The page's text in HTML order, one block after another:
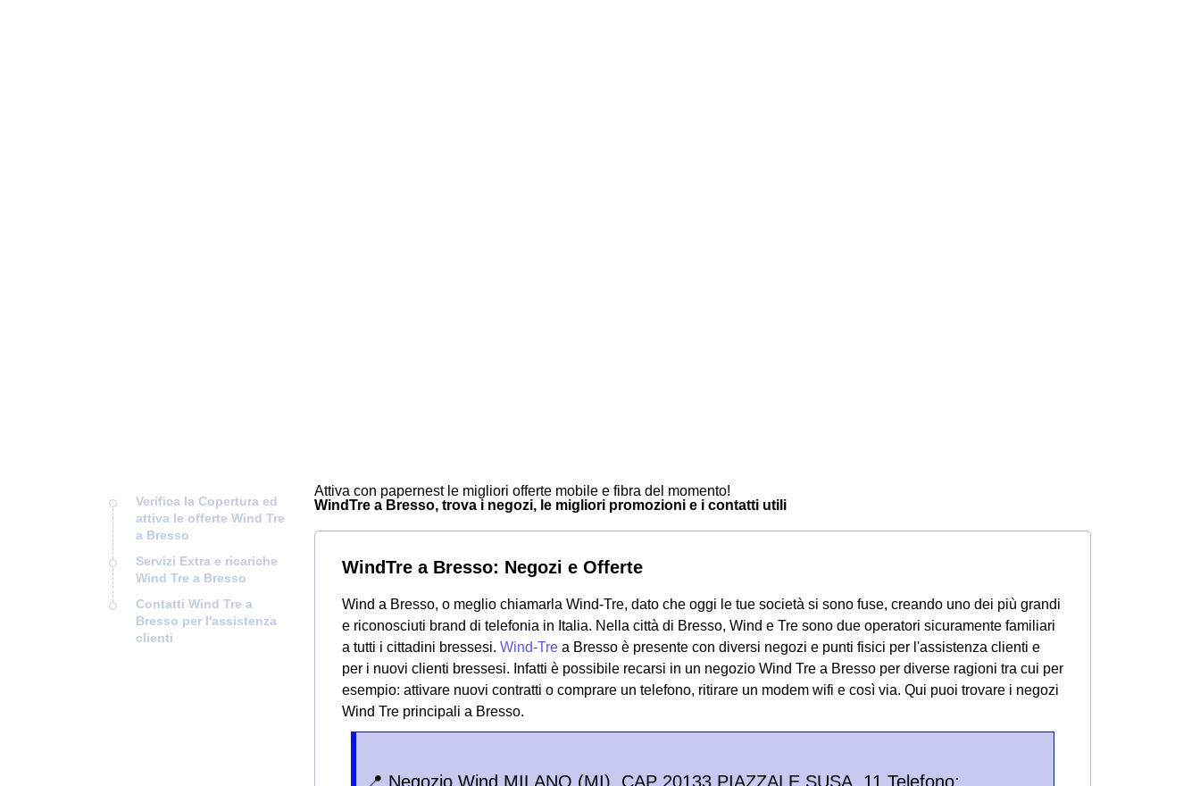
Verifica la Copertura ed
attiva le offerte Wind Tre
a Bresso
Servizi Extra e ricariche
Wind Tre a Bresso
Contatti Wind Tre a
Bresso per l'assistenza
clienti
Attiva con papernest le migliori offerte mobile e fibra del momento!
WindTre a Bresso, trova i negozi, le migliori promozioni e i contatti utili
WindTre a Bresso: Negozi e Offerte
Wind a Bresso, o meglio chiamarla Wind-Tre, dato che oggi le tue società si sono fuse, creando uno dei più grandi
e riconosciuti brand di telefonia in Italia. Nella città di Bresso, Wind e Tre sono due operatori sicuramente familiari
a tutti i cittadini bressesi. Wind-Tre a Bresso è presente con diversi negozi e punti fisici per l'assistenza clienti e
per i nuovi clienti bressesi. Infatti è possibile recarsi in un negozio Wind Tre a Bresso per diverse ragioni tra cui per
esempio: attivare nuovi contratti o comprare un telefono, ritirare un modem wifi e così via. Qui puoi trovare i negozi
Wind Tre principali a Bresso.
📍 Negozio Wind MILANO (MI), CAP 20133 PIAZZALE SUSA, 11 Telefono: